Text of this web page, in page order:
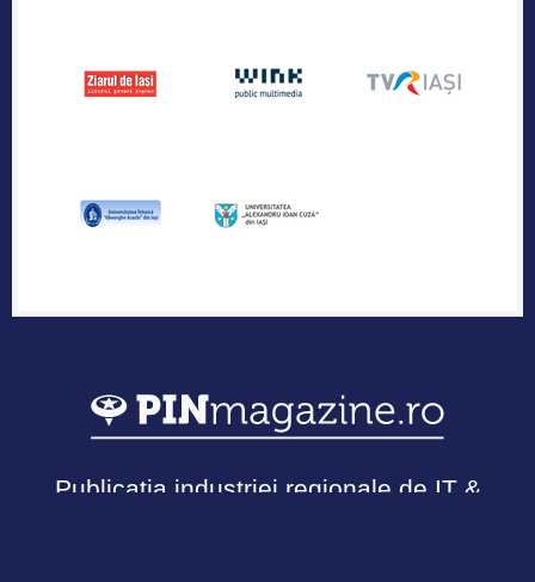
Publicația industriei regionale de IT &